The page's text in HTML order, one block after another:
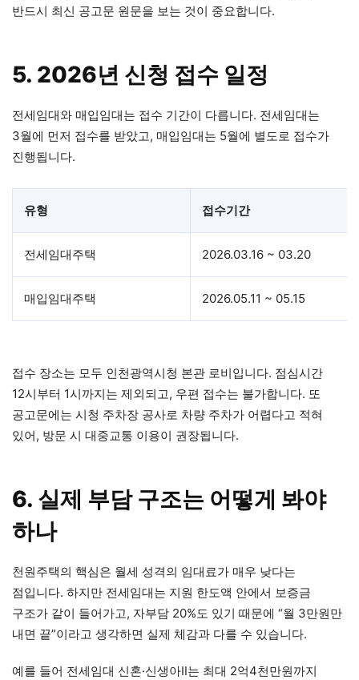
반드시 최신 공고문 원문을 보는 것이 중요합니다.
5. 2026년 신청 접수 일정
전세임대와 매입임대는 접수 기간이 다릅니다. 전세임대는
3월에 먼저 접수를 받았고, 매입임대는 5월에 별도로 접수가
진행됩니다.
유형 접수기간
전세임대주택 2026.03.16 ~ 03.20
매입임대주택 2026.05.11 ~ 05.15
접수 장소는 모두 인천광역시청 본관 로비입니다. 점심시간
12시부터 1시까지는 제외되고, 우편 접수는 불가합니다. 또
공고문에는 시청 주차장 공사로 차량 주차가 어렵다고 적혀
있어, 방문 시 대중교통 이용이 권장됩니다.
6. 실제 부담 구조는 어떻게 봐야
하나
천원주택의 핵심은 월세 성격의 임대료가 매우 낮다는
점입니다. 하지만 전세임대는 지원 한도액 안에서 보증금
구조가 같이 들어가고, 자부담 20%도 있기 때문에 “월 3만원만
내면 끝”이라고 생각하면 실제 체감과 다를 수 있습니다.
예를 들어 전세임대 신혼·신생아Ⅱ는 최대 2억4천만원까지